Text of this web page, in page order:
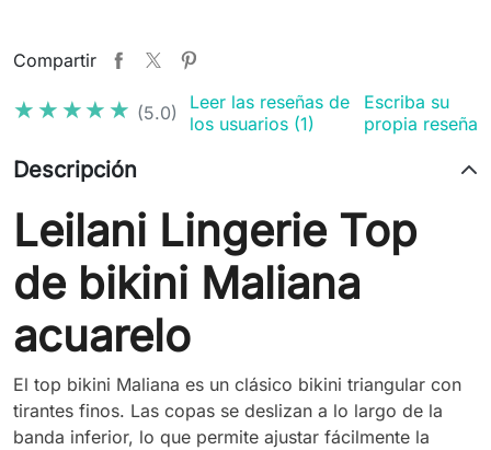
Compartir
★★★★★
★★★★★ (5.0)
Leer las reseñas de
los usuarios (1)
Escriba su
propia reseña
Descripción
Leilani Lingerie Top
de bikini Maliana
acuarelo
El top bikini Maliana es un clásico bikini triangular con
tirantes finos. Las copas se deslizan a lo largo de la
banda inferior, lo que permite ajustar fácilmente la